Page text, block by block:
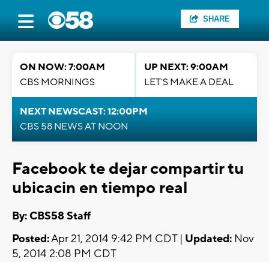
SHARE
ON NOW: 7:00AM
CBS MORNINGS
UP NEXT: 9:00AM
LET'S MAKE A DEAL
NEXT NEWSCAST: 12:00PM
CBS 58 NEWS AT NOON
Facebook te dejar compartir tu
ubicacin en tiempo real
By: CBS58 Staff
Posted:Apr 21, 2014 9:42 PM CDT | Updated: Nov
5, 2014 2:08 PM CDT